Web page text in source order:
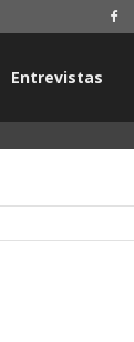
Entrevistas